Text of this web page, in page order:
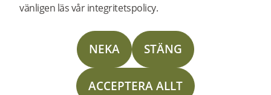
vänligen läs vår integritetspolicy.
NEKA STÄNG
ACCEPTERA ALLT
och mottagaren ansvarar själv för
tullmyndighet för exakta uppgifter.
49 kr i expeditionsavgift tillkommer om du
som privatperson handlar mot faktura.